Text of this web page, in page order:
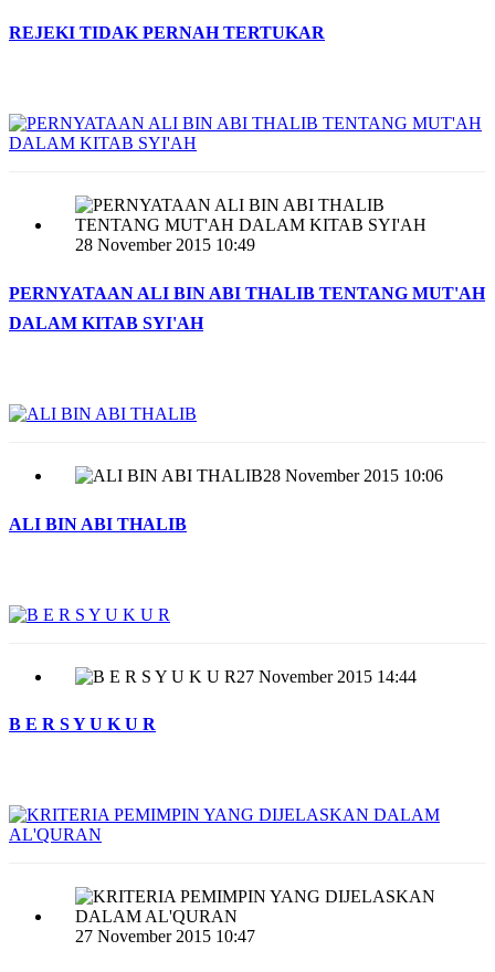
REJEKI TIDAK PERNAH TERTUKAR
28 November 2015 10:49
PERNYATAAN ALI BIN ABI THALIB TENTANG MUT'AH
DALAM KITAB SYI'AH
28 November 2015 10:06
ALI BIN ABI THALIB
27 November 2015 14:44
B E R S Y U K U R
27 November 2015 10:47